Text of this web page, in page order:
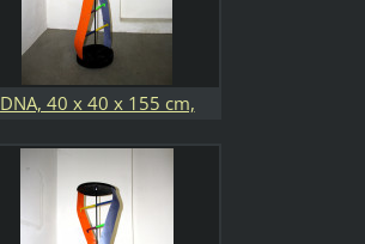
DNA, 40 x 40 x 155 cm,